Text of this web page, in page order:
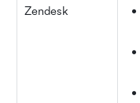
Zendesk